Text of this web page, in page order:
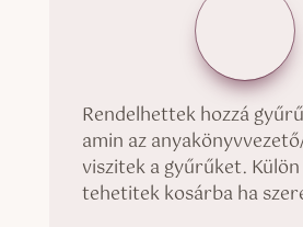
Rendelhettek hozzá
amin az
viszitek a gyűrűket.
tehetitek kosárba ha